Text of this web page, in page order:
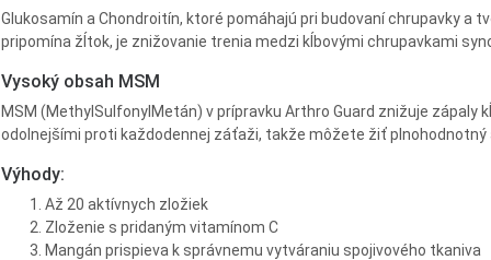
Glukosamín a Chondroitín, ktoré pomáhajú pri budovaní chrupavky a
pripomína žĺtok, je znižovanie trenia medzi kĺbovými chrupavkami
Vysoký obsah MSM
MSM (MethylSulfonylMetán) v prípravku Arthro Guard znižuje
odolnejšími proti každodennej záťaži, takže môžete žiť plnohodnotný
Výhody:
Až 20 aktívnych zložiek
Zloženie s pridaným vitamínom C
Mangán prispieva k správnemu vytváraniu spojivového tkaniva